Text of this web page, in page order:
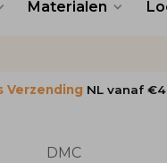
Materialen
Verzending NL vanaf
DMC